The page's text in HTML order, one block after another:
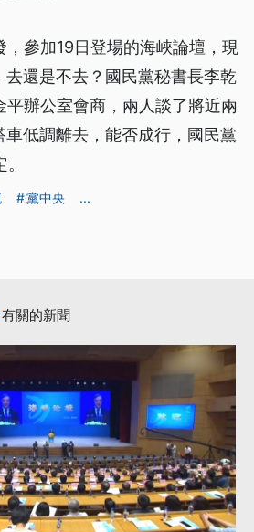
，參加19日登場的海峽論壇，現
還是不去？國民黨秘書長李乾
平辦公室會商，兩人談了將近兩
低調離去，能否成行，國民黨
黨中央 ...
有關的新聞